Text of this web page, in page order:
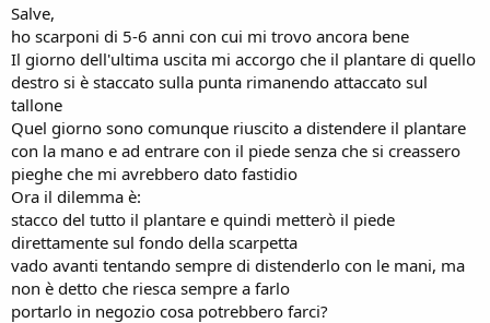
Salve,
ho scarponi di 5-6 anni con cui mi trovo ancora bene
Il giorno dell'ultima uscita mi accorgo che il plantare di quello
destro si è staccato sulla punta rimanendo attaccato sul
tallone
Quel giorno sono comunque riuscito a distendere il plantare
con la mano e ad entrare con il piede senza che si creassero
pieghe che mi avrebbero dato fastidio
Ora il dilemma è:
stacco del tutto il plantare e quindi metterò il piede
direttamente sul fondo della scarpetta
vado avanti tentando sempre di distenderlo con le mani, ma
non è detto che riesca sempre a farlo
portarlo in negozio cosa potrebbero farci?